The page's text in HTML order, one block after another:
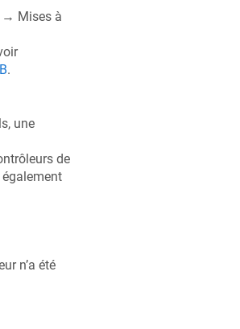
→ Mises à
.
une
de
n’a été